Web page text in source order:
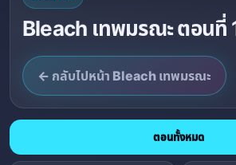
Bleach เทพมรณะ ตอนที่
← กลับไปหน้า Bleach เทพมรณะ
ตอนทั้งหมด